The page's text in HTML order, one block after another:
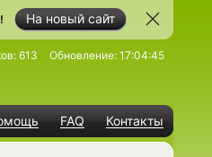
На новый сайт
FAQ Контакты
613 Обновление: 17:04:45